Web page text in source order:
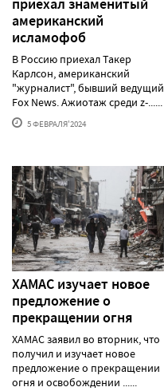
американский
исламофоб
В Россию приехал Такер
Карлсон, американский
"журналист", бывший ведущий
Fox News. Ажиотаж среди z-......
5 ФЕВРАЛЯ'2024
ХАМАС изучает новое
предложение о
прекращении огня
ХАМАС заявил во вторник, что
получил и изучает новое
предложение о прекращении
огня и освобождении ......